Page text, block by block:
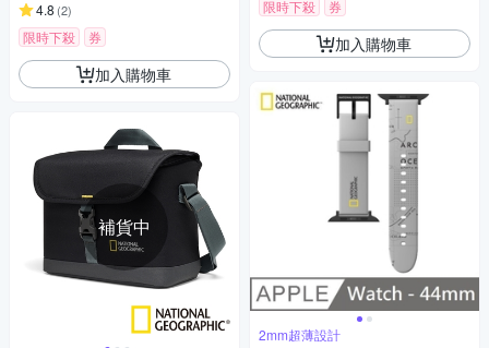
4.8 (2)
限時下殺 券
加入購物車
補貨中
限時下殺 券
加入購物車
2mm超薄設計